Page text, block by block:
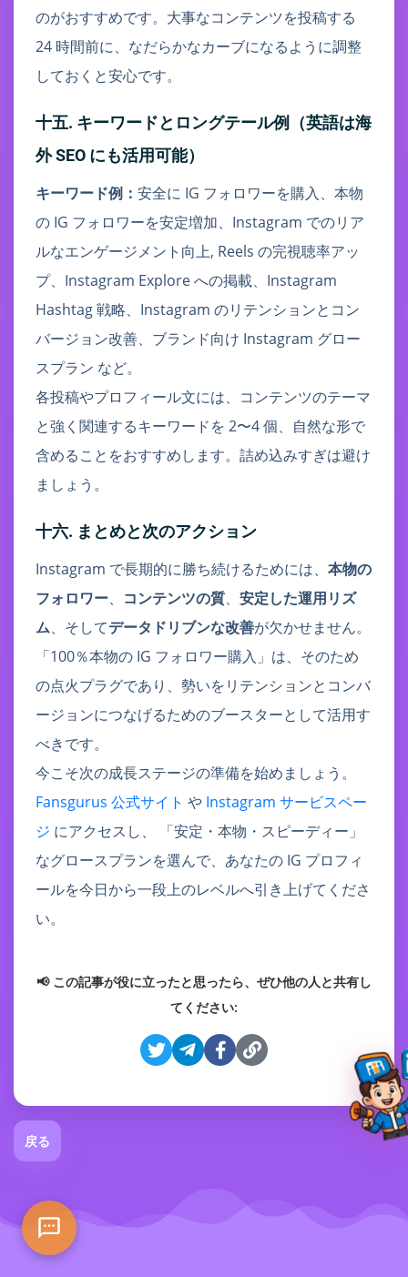
のがおすすめです。大事なコンテンツを投稿する
24 時間前に、なだらかなカーブになるように調整
しておくと安心です。
十五. キーワードとロングテール例（英語は海
外 SEO にも活用可能）
キーワード例： 安全に IG フォロワーを購入、本物
の IG フォロワーを安定増加、Instagram でのリア
ルなエンゲージメント向上, Reels の完視聴率アッ
プ、Instagram Explore への掲載、Instagram
Hashtag 戦略、Instagram のリテンションとコン
バージョン改善、ブランド向け Instagram グロー
スプラン など。
各投稿やプロフィール文には、コンテンツのテーマ
と強く関連するキーワードを 2〜4 個、自然な形で
含めることをおすすめします。詰め込みすぎは避け
ましょう。
十六. まとめと次のアクション
Instagram で長期的に勝ち続けるためには、 本物の
フォロワー、 コンテンツの質、 安定した運用リズ
ム、そしてデータドリブンな改善が欠かせません。
「100％本物の IG フォロワー購入」は、そのため
の点火プラグであり、勢いをリテンションとコンバ
ージョンにつなげるためのブースターとして活用す
べきです。
今こそ次の成長ステージの準備を始めましょう。
Fansgurus 公式サイト や Instagram サービスペー
ジ にアクセスし、 「安定・本物・スピーディー」
なグロースプランを選んで、あなたの IG プロフィ
ールを今日から一段上のレベルへ引き上げてくださ
い。
📢 この記事が役に立ったと思ったら、ぜひ他の人と共有し
てください:
戻る